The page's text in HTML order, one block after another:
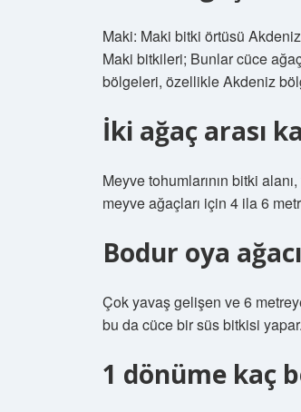
Maki: Maki bitki örtüsü
Maki bitkileri; Bunlar cüce
bölgeleri, özellikle Akdeniz
İki ağaç arası
Meyve tohumlarının bitki
meyve ağaçları için 4 ila 6
Bodur oya
Çok yavaş gelişen ve 6
bu da cüce bir süs bitkisi yapar.
1 dönüme kaç